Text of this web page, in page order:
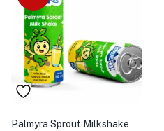
Palmyra Sprout Milkshake